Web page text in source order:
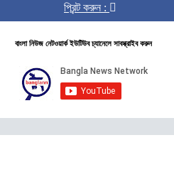
প্রিন্ট করুন :
বাংলা নিউজ নেটওয়ার্ক ইউটিউব চ্যানেলে সাবস্ক্রাইব করুন